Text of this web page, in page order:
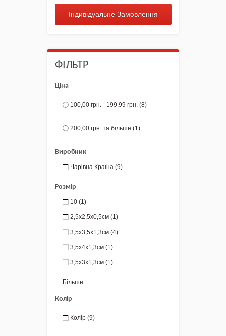
Індивідуальне Замовлення
ФІЛЬТР
Ціна
100,00 грн. - 199,99 грн. (8)
200,00 грн. та більше (1)
Виробник
Чарівна Країна (9)
Розмір
10 (1)
2,5х2,5х0,5см (1)
3,5х3,5х1,3см (4)
3,5х4х1,3см (1)
3,5х3х1,3см (1)
Більше...
Колір
Колір (9)